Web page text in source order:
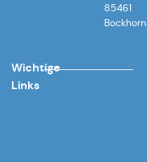
85461
Bockhorn
Wichtige
Links